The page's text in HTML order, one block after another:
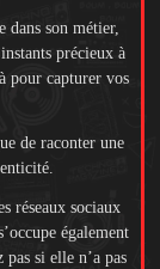
dans son métier,
précieux à
pour capturer vos
de raconter une
réseaux sociaux
également
si elle n’a pas